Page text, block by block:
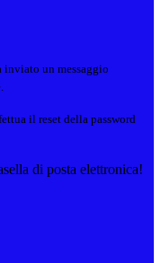
inviato un messaggio
il reset della password
di posta elettronica!